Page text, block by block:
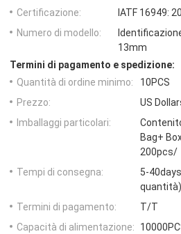
Certificazione:
IATF 16949:
Numero di modello:
13mm
Termini di pagamento e spedizione:
Quantità di ordine minimo:
10PCS
Prezzo:
US
Imballaggi particolari:
Bag+
200pcs/
Tempi di consegna:
5-
quantità)
Termini di pagamento:
T/T
Capacità di alimentazione: